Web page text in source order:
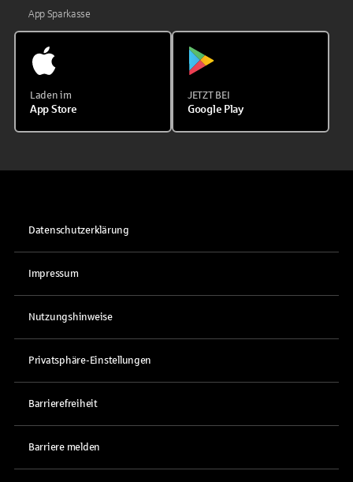
App Sparkasse
Laden im
App Store
JETZT BEI
Google Play
Datenschutzerklärung
Impressum
Nutzungshinweise
Privatsphäre-Einstellungen
Barrierefreiheit
Barriere melden